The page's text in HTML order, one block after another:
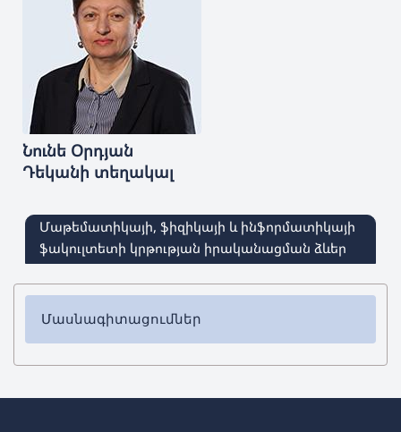
Նունե Օրդյան
Դեկանի տեղակալ
Մաթեմատիկայի, ֆիզիկայի և ինֆորմատիկայի
ֆակուլտետի կրթության իրականացման ձևեր
Մասնագիտացումներ
✔ Բակալավրիատ